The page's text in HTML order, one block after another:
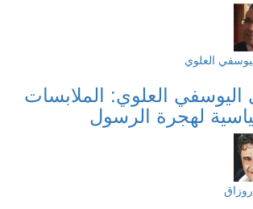
العلوي
اليوسفي العلوي: الملابسات
لهجرة الرسول